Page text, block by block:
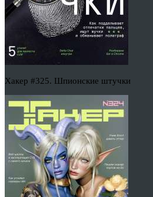
Хакер #325. Шпионские штучки